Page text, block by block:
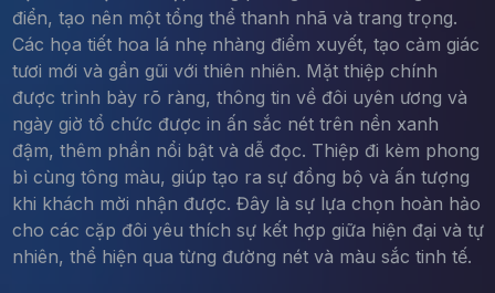
điển, tạo nên một tổng thể thanh nhã và trang trọng.
Các họa tiết hoa lá nhẹ nhàng điểm xuyết, tạo cảm giác
tươi mới và gần gũi với thiên nhiên. Mặt thiệp chính
được trình bày rõ ràng, thông tin về đôi uyên ương và
ngày giờ tổ chức được in ấn sắc nét trên nền xanh
đậm, thêm phần nổi bật và dễ đọc. Thiệp đi kèm phong
bì cùng tông màu, giúp tạo ra sự đồng bộ và ấn tượng
khi khách mời nhận được. Đây là sự lựa chọn hoàn hảo
cho các cặp đôi yêu thích sự kết hợp giữa hiện đại và tự
nhiên, thể hiện qua từng đường nét và màu sắc tinh tế.